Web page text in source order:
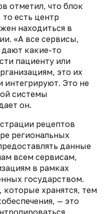
отметил, что блок
есть центр
находиться в
«А все сервисы,
какие-то
пациенту или
это их
интегрируют. Это не
системы
он.
рецептов
региональных
данные
всем сервисам,
в рамках
государством.
хранятся, тем
— это